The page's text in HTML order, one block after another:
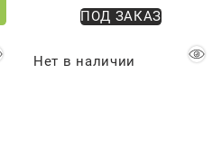
ПОД ЗАКАЗ
Нет в наличии